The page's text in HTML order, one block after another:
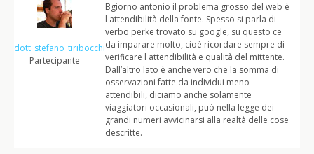
dott_stefano_tiribocchi
Partecipante
Bgiorno antonio il problema grosso del web è
l attendibilità della fonte. Spesso si parla di
verbo perke trovato su google, su questo ce
da imparare molto, cioè ricordare sempre di
verificare l attendibilità e qualità del mittente.
Dall’altro lato è anche vero che la somma di
osservazioni fatte da individui meno
attendibili, diciamo anche solamente
viaggiatori occasionali, può nella legge dei
grandi numeri avvicinarsi alla realtà delle cose
descritte.